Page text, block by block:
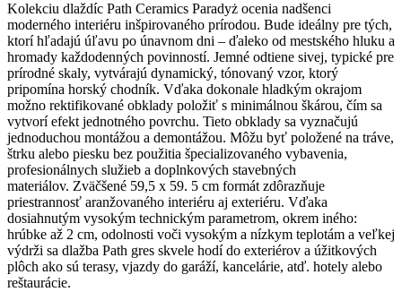
Kolekciu dlaždíc Path Ceramics Paradyż ocenia nadšenci
moderného interiéru inšpirovaného prírodou. Bude ideálny pre tých,
ktorí hľadajú úľavu po únavnom dni – ďaleko od mestského hluku a
hromady každodenných povinností. Jemné odtiene sivej, typické pre
prírodné skaly, vytvárajú dynamický, tónovaný vzor, ​​ktorý
pripomína horský chodník. Vďaka dokonale hladkým okrajom
možno rektifikované obklady položiť s minimálnou škárou, čím sa
vytvorí efekt jednotného povrchu. Tieto obklady sa vyznačujú
jednoduchou montážou a demontážou. Môžu byť položené na tráve,
štrku alebo piesku bez použitia špecializovaného vybavenia,
profesionálnych služieb a doplnkových stavebných
materiálov. Zväčšené 59,5 x 59. 5 cm formát zdôrazňuje
priestrannosť aranžovaného interiéru aj exteriéru. Vďaka
dosiahnutým vysokým technickým parametrom, okrem iného:
hrúbke až 2 cm, odolnosti voči vysokým a nízkym teplotám a veľkej
výdrži sa dlažba Path gres skvele hodí do exteriérov a úžitkových
plôch ako sú terasy, vjazdy do garáží, kancelárie, atď. hotely alebo
reštaurácie.